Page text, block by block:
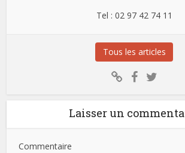
Tel : 02 97 42 74 11
Tous les articles
Laisser un
Commentaire